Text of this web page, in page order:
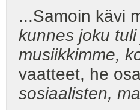
...Samoin kävi
kunnes joku
musiikkimme,
vaatteet, he
sosiaalisten,